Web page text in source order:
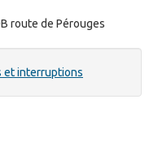
route de Pérouges
et interruptions